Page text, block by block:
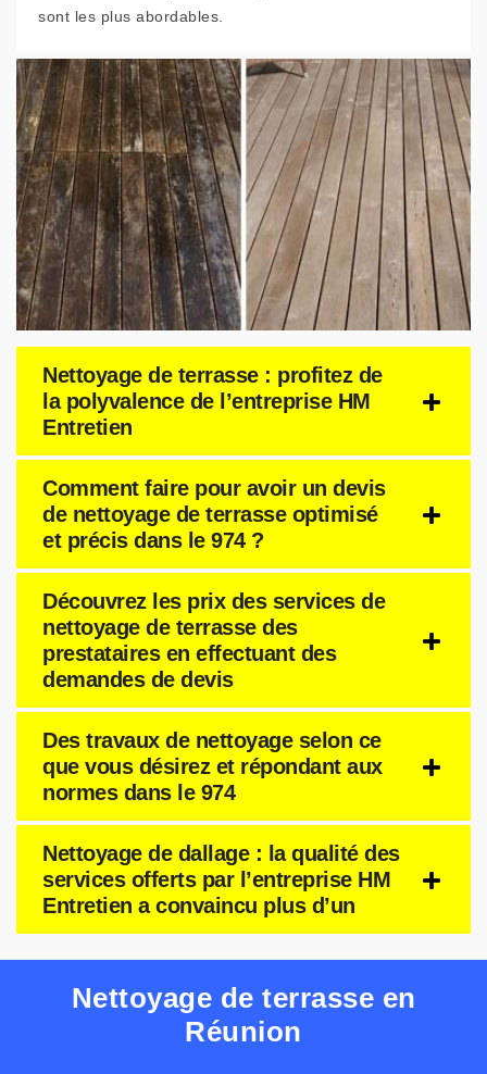
sont les plus abordables.
Nettoyage de terrasse : profitez de
la polyvalence de l’entreprise HM
Entretien
Comment faire pour avoir un devis
de nettoyage de terrasse optimisé
et précis dans le 974 ?
Découvrez les prix des services de
nettoyage de terrasse des
prestataires en effectuant des
demandes de devis
Des travaux de nettoyage selon ce
que vous désirez et répondant aux
normes dans le 974
Nettoyage de dallage : la qualité des
services offerts par l’entreprise HM
Entretien a convaincu plus d’un
Nettoyage de terrasse en
Réunion